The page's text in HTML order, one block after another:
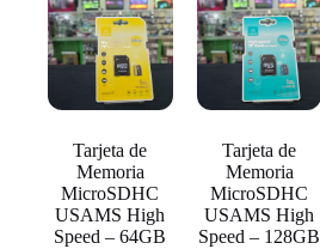
Tarjeta de
Memoria
MicroSDHC
USAMS High
Speed – 64GB
Tarjeta de
Memoria
MicroSDHC
USAMS High
Speed – 128GB